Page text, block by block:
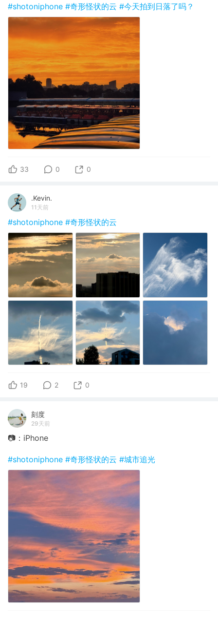
#shotoniphone #奇形怪状的云 #今天拍到日落了吗？
33 0 0
.Kevin.
11天前
#shotoniphone #奇形怪状的云
19 2 0
刻度
29天前
📷：iPhone
#shotoniphone #奇形怪状的云 #城市追光